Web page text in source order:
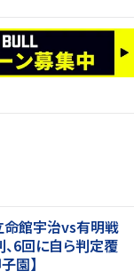
命館宇治vs有明戦
6回に自ら判定覆
園】